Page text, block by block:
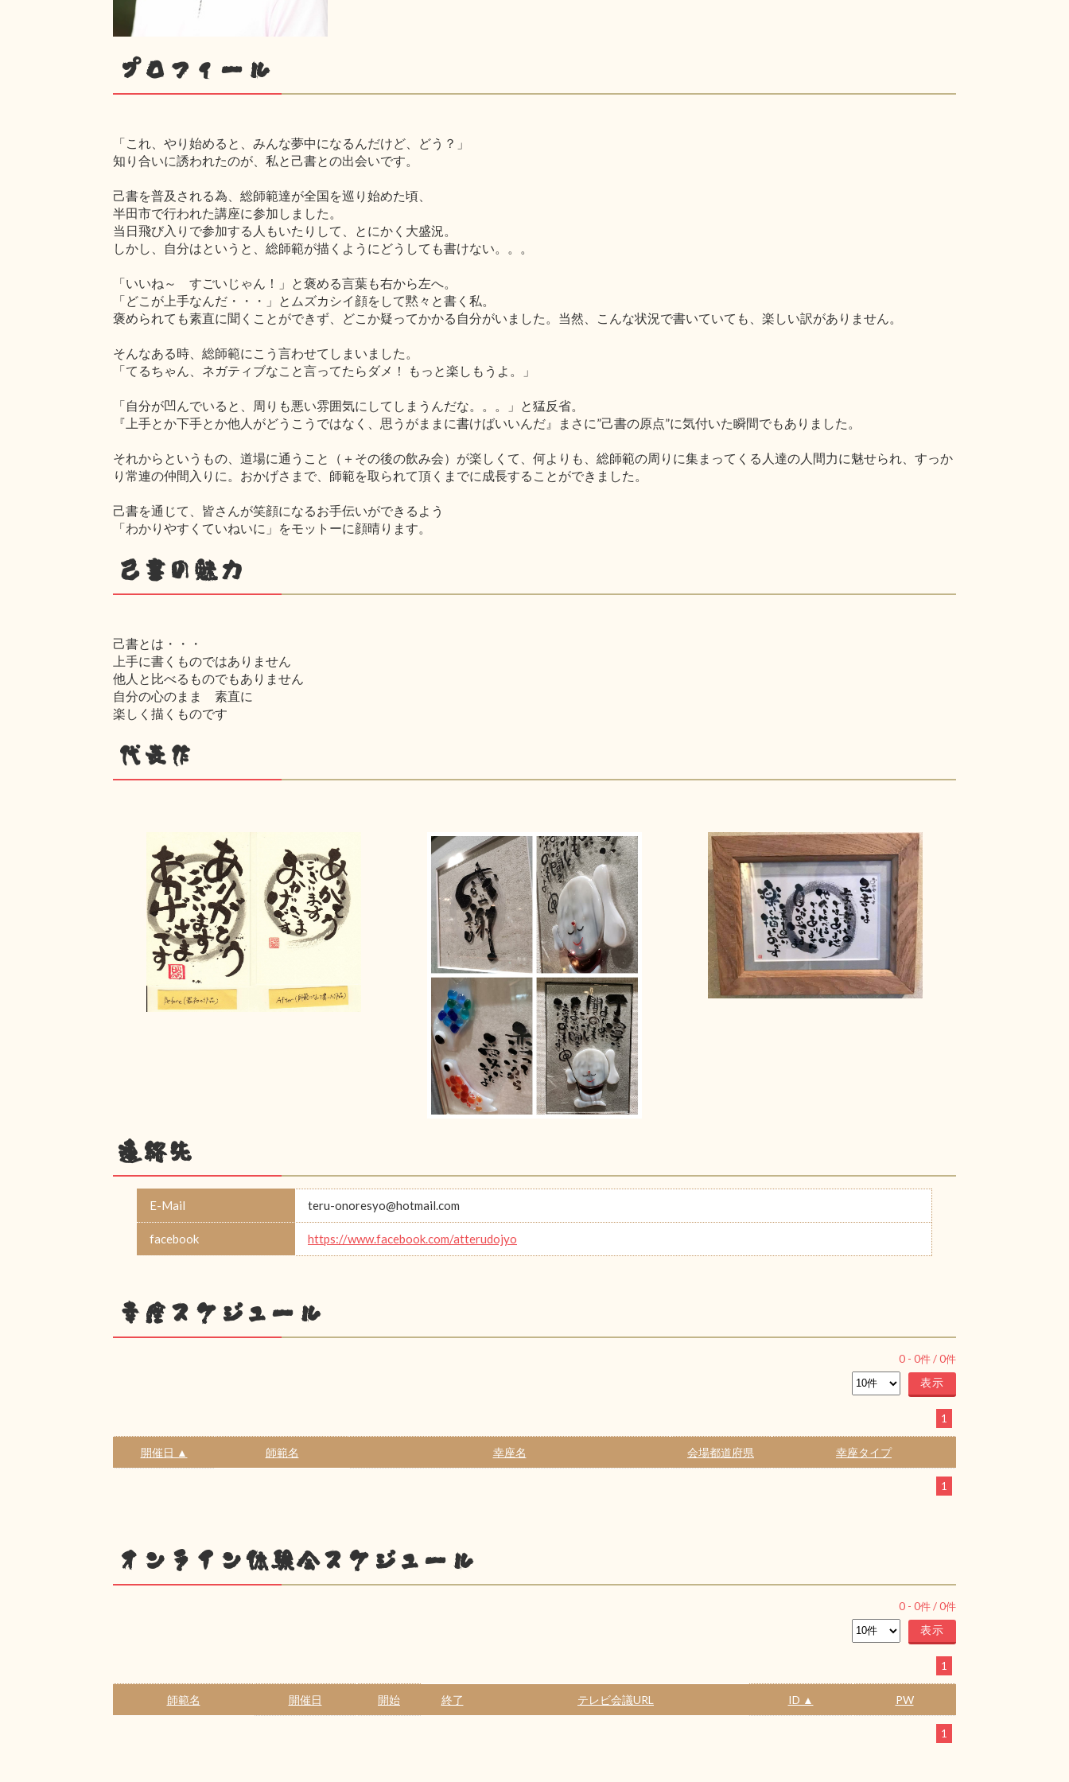
プロフィール
「これ、やり始めると、みんな夢中になるんだけど、どう？」
知り合いに誘われたのが、私と己書との出会いです。
己書を普及される為、総師範達が全国を巡り始めた頃、
半田市で行われた講座に参加しました。
当日飛び入りで参加する人もいたりして、とにかく大盛況。
しかし、自分はというと、総師範が描くようにどうしても書けない。。。
「いいね～ すごいじゃん！」と褒める言葉も右から左へ。
「どこが上手なんだ・・・」とムズカシイ顔をして黙々と書く私。
褒められても素直に聞くことができず、どこか疑ってかかる自分がいました。当然、こんな状況で書いていても、楽しい訳がありません。
そんなある時、総師範にこう言わせてしまいました。
「てるちゃん、ネガティブなこと言ってたらダメ！ もっと楽しもうよ。」
「自分が凹んでいると、周りも悪い雰囲気にしてしまうんだな。。。」と猛反省。
『上手とか下手とか他人がどうこうではなく、思うがままに書けばいいんだ』まさに”己書の原点”に気付いた瞬間でもありました。
それからというもの、道場に通うこと（＋その後の飲み会）が楽しくて、何よりも、総師範の周りに集まってくる人達の人間力に魅せられ、すっか
り常連の仲間入りに。おかげさまで、師範を取られて頂くまでに成長することができました。
己書を通じて、皆さんが笑顔になるお手伝いができるよう
「わかりやすくていねいに」をモットーに顔晴ります。
己書の魅力
己書とは・・・
上手に書くものではありません
他人と比べるものでもありません
自分の心のまま 素直に
楽しく描くものです
代表作
連絡先
E-Mail teru-onoresyo@hotmail.com
facebook https://www.facebook.com/atterudojyo
幸座スケジュール
0 - 0件 /0件
1
開催日 ▲ 師範名 幸座名 会場都道府県 幸座タイプ
1
オンライン体験会スケジュール
0 - 0件 /0件
1
師範名 開催日 開始 終了 テレビ会議URL ID ▲ PW
1